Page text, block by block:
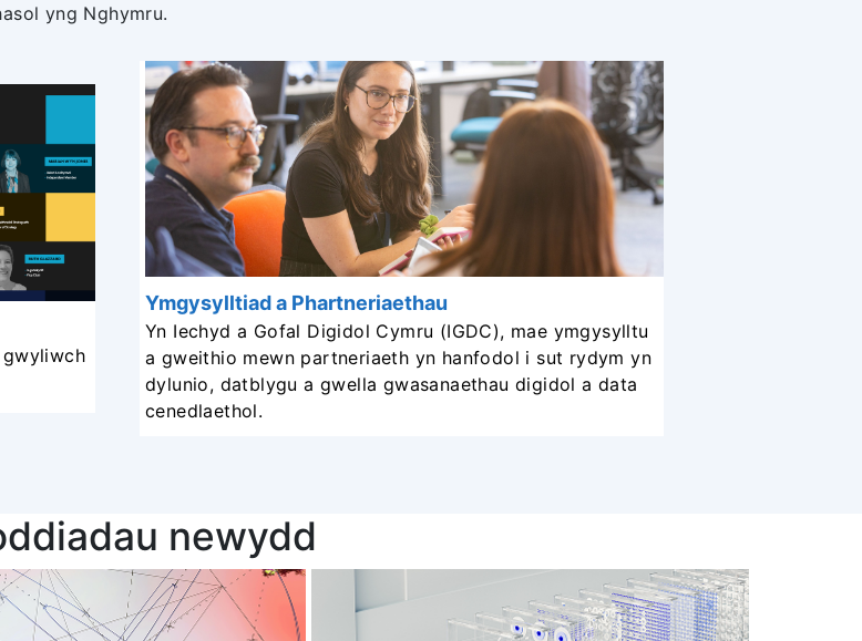
yng Nghymru.
Ymgysylltiad a Phartneriaethau
Yn Iechyd a Gofal Digidol Cymru (IGDC), mae ymgysylltu
a gweithio mewn partneriaeth yn hanfodol i sut rydym yn
dylunio, datblygu a gwella gwasanaethau digidol a data
cenedlaethol.
newydd